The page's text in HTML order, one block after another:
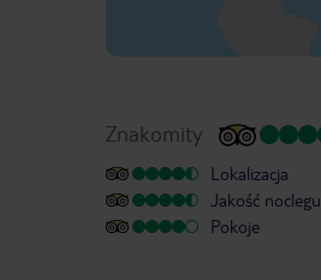
Znakomity
Lokalizacja
Jakość noclegu
Pokoje